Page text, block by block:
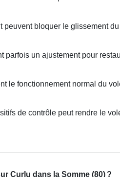
peuvent bloquer le glissement
parfois un ajustement pour
le fonctionnement normal du
de contrôle peut rendre le
Curlu dans la Somme (80) ?